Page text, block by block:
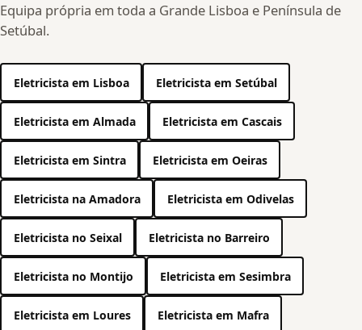
Equipa própria em toda a Grande Lisboa e Península de
Setúbal.
Eletricista em Lisboa Eletricista em Setúbal
Eletricista em Almada Eletricista em Cascais
Eletricista em Sintra Eletricista em Oeiras
Eletricista na Amadora Eletricista em Odivelas
Eletricista no Seixal Eletricista no Barreiro
Eletricista no Montijo Eletricista em Sesimbra
Eletricista em Loures Eletricista em Mafra